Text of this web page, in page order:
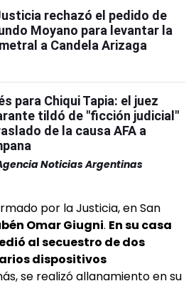
rechazó el pedido de
Moyano para levantar la
a Candela Arizaga
para Chiqui Tapia: el juez
tildó de "ficción judicial"
de la causa AFA a
Noticias Argentinas
por la Justicia, en San
Omar Giugni. En su casa
al secuestro de dos
dispositivos
se realizó allanamiento en su